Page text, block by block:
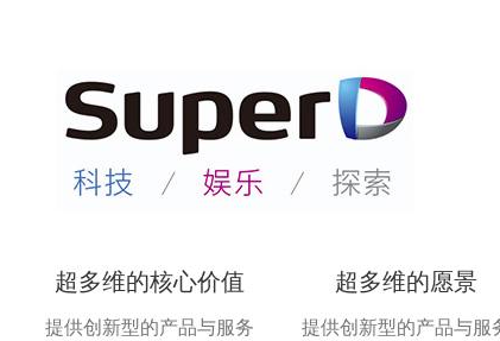
超多维的核心价值
提供创新型的产品与服务
超多维的愿景
提供创新型的产品与服